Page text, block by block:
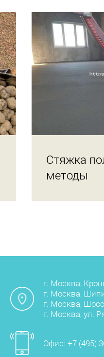
Стяжка
методы
г. Москва,
г. Москва,
г. Москва,
г. Москва, ул.
Офис: +7 (495)